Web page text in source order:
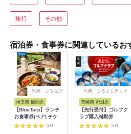
旅行 その他
宿泊券・食事券に関連しているお
出典：ふるなび
埼玉県 飯能市
【BlueTarp】ランチ
お食事券(ペア) チケッ
ト HNNC001
5.0
出典：ふるさとチョイ
宮崎県 都城市
【先行受付】ゴルフク
ラブ購入補助券
300,000円_GI-
C701_(都城市) ゴルフ
5.0